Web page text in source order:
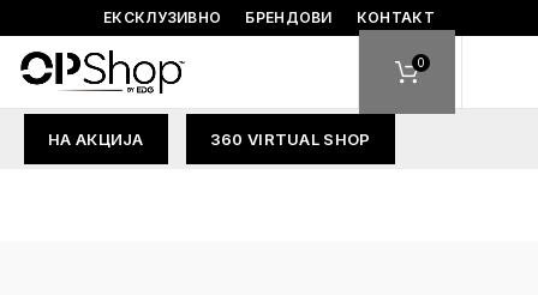
ЕКСКЛУЗИВНО БРЕНДОВИ КОНТАКТ
0
НА АКЦИЈА 360 VIRTUAL SHOP